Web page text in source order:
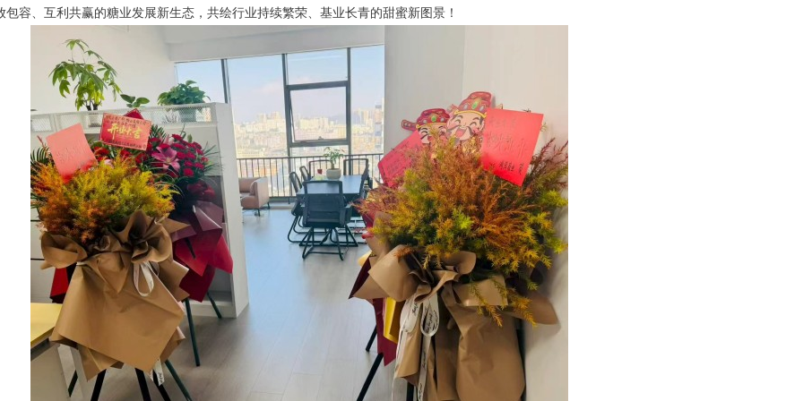
包容、互利共赢的糖业发展新生态，共绘行业持续繁荣、基业长青的甜蜜新图景！